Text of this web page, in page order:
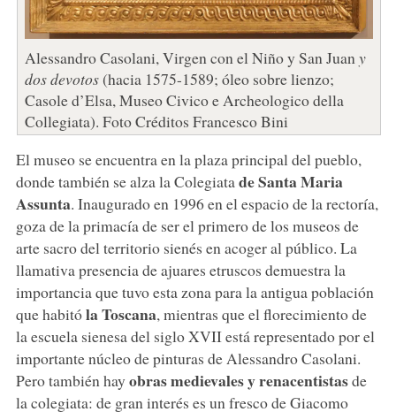
Alessandro Casolani, Virgen con el Niño y San Juan y
dos devotos(hacia 1575-1589; óleo sobre lienzo;
Casole d’Elsa, Museo Civico e Archeologico della
Collegiata). Foto Créditos Francesco Bini
El museo se encuentra en la plaza principal del pueblo,
donde también se alza la Colegiata de Santa Maria
Assunta. Inaugurado en 1996 en el espacio de la rectoría,
goza de la primacía de ser el primero de los museos de
arte sacro del territorio sienés en acoger al público. La
llamativa presencia de ajuares etruscos demuestra la
importancia que tuvo esta zona para la antigua población
que habitóla Toscana, mientras que el florecimiento de
la escuela sienesa del siglo XVII está representado por el
importante núcleo de pinturas de Alessandro Casolani.
Pero también hay obras medievales y renacentistasde
la colegiata: de gran interés es un fresco de Giacomo